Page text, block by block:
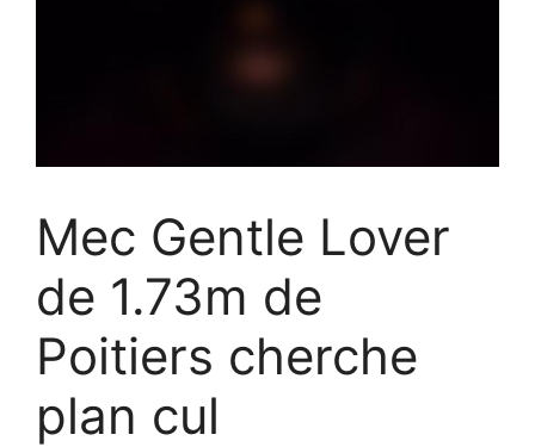
Mec Gentle Lover
de 1.73m de
Poitiers cherche
plan cul